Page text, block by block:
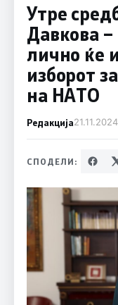
Утре
Давкова
лично ќе
изборот
на НАТО
Редакција21.11.2024
СПОДЕЛИ: